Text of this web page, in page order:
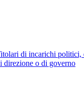
di incarichi politici,
direzione o di governo